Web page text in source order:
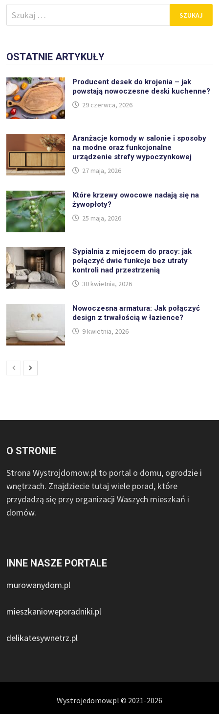
Szukaj:
OSTATNIE ARTYKUŁY
Producent desek do krojenia – jak
powstają nowoczesne deski kuchenne?
29 czerwca, 2026
Aranżacje komody w salonie i sposoby
na modne oraz funkcjonalne
urządzenie strefy wypoczynkowej
27 maja, 2026
Które krzewy owocowe nadają się na
żywopłoty?
25 maja, 2026
Sypialnia z miejscem do pracy: jak
połączyć dwie funkcje bez utraty
kontroli nad przestrzenią
30 kwietnia, 2026
Nowoczesna armatura: Jak połączyć
design z trwałością w łazience?
9 kwietnia, 2026
O STRONIE
Strona Wystrojdomow.pl to portal o domu, ogrodzie i
wnętrzach. Znajdziecie tutaj wiele porad, które
przydadzą się przy organizacji Waszych mieszkań i
domów.
INNE NASZE PORTALE
murowanydom.pl
mieszkanioweporadniki.pl
delikatesywnetrz.pl
Wystrojedomow.pl © 2021-2026